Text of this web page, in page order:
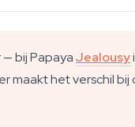
bij PapayaJealousy
maakt het verschil